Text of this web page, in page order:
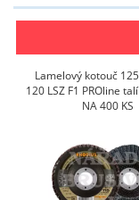
Lamelový kotouč
120 LSZ F1 PROline
NA 400 KS